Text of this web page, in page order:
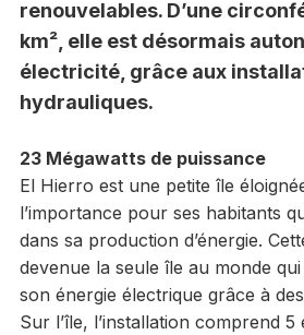
renouvelables. D’une
km², elle est désormais
électricité, grâce aux
hydrauliques.
23 Mégawatts de puissance
El Hierro est une petite île
l’importance pour ses habitants
dans sa production d’énergie.
devenue la seule île au monde
son énergie électrique grâce à
Sur l’île, l’installation comprend 5